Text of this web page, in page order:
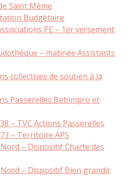
Saint Même
Budgétaire
PE – 1er versement
– matinée Assistants
collectives de soutien à la
Passerelles Bebimpro et
– TVC Actions Passerelles
– Territoire APS
Nord – Dispositif Charte des
Nord – Dispositif Bien grandir